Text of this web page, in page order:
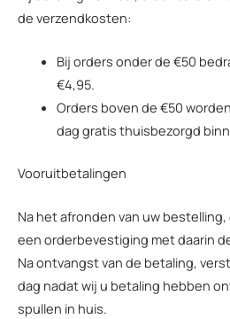
de verzendkosten:
Bij orders onder de €50
€4,95.
Orders boven de €50
dag gratis thuisbezorgd
Vooruitbetalingen
Na het afronden van uw
een orderbevestiging met daarin
Na ontvangst van de betaling,
dag nadat wij u betaling hebben
spullen in huis.